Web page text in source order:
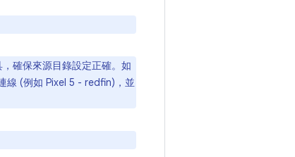
確保來源目錄設定正確。如
線 (例如 Pixel 5 - redfin)，並